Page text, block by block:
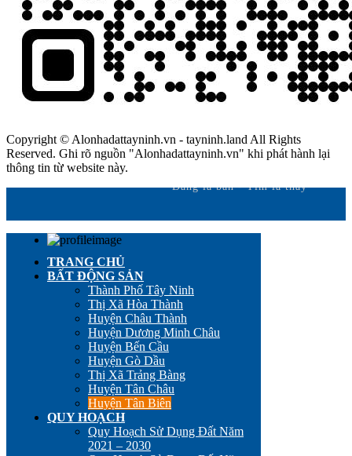
Copyright © Alonhadattayninh.vn - tayninh.land All Rights
Reserved. Ghi rõ nguồn "Alonhadattayninh.vn" khi phát hành lại
thông tin từ website này.
Đăng là bán - Tìm là thấy
TRANG CHỦ
BẤT ĐỘNG SẢN
Thành Phố Tây Ninh
Thị Xã Hòa Thành
Huyện Châu Thành
Huyện Dương Minh Châu
Huyện Bến Cầu
Huyện Gò Dầu
Thị Xã Trảng Bàng
Huyện Tân Châu
Huyện Tân Biên
QUY HOẠCH
Quy Hoạch Sử Dụng Đất Năm
2021 – 2030